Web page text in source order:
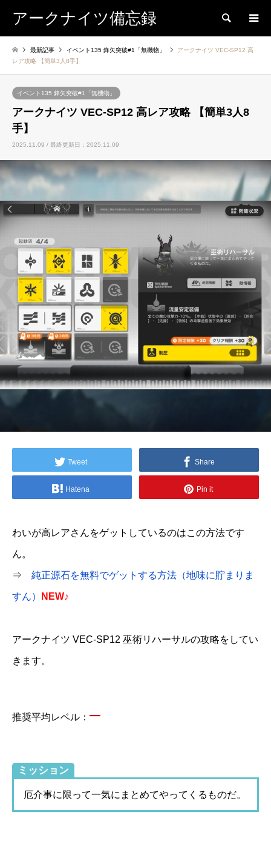
アークナイツ備忘録 検索
最新記事 イベント135 鋒矢突破#1「無機物」
アークナイツ VEC-SP12 高
レア攻略 【簡単3人8手】
イベント135 鋒矢突破#1「無機物」
アークナイツ VEC-SP12 高レア攻略 【簡単3人8
手】
2025.11.09 / 最終更新日：2025.11.09
Tweet Share
Hatena Pin it
わいが高レアさんをゲットしているのはこの方法です
ん。
⇒ 純正源石を無料でゲットする方法（地味に貯まりま
すん） NEW♪
アークナイツ VEC-SP12 巫術リハーサルの攻略をしてい
きます。
推奨平均レベル： –
ミッション
厄介事に限って一気にまとめてやってくるものだ。